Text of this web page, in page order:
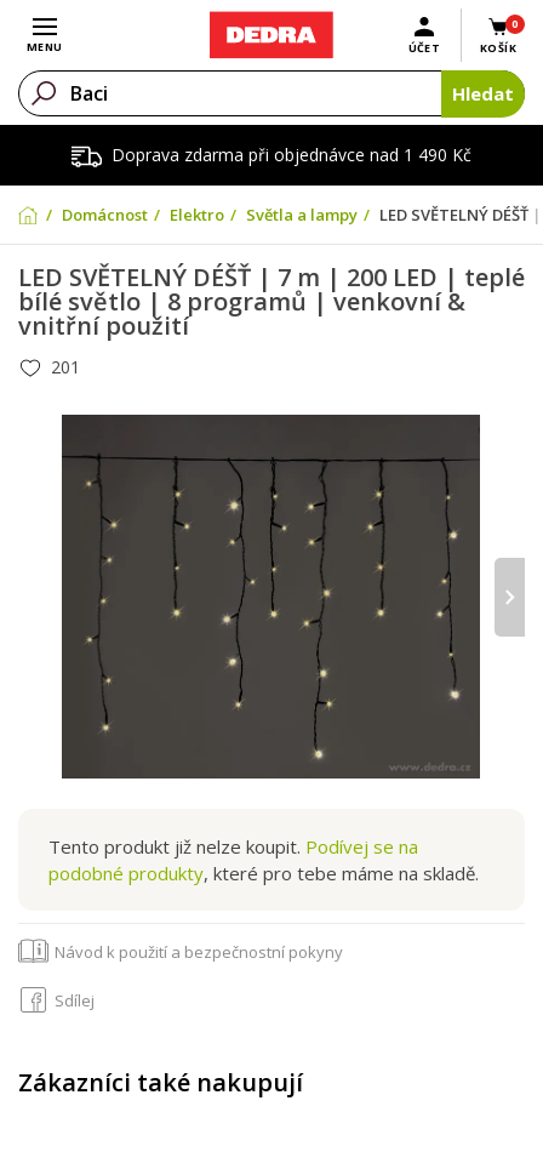
Doprava zdarma při objednávce nad 1 490 Kč
Otevřít menu
MENU
0
KOŠÍK
ÚČET
Hledat
Domácnost Elektro Světla a lampy LED SVĚTELNÝ
LED SVĚTELNÝ DÉŠŤ | 7 m | 200 LED | teplé
bílé světlo | 8 programů | venkovní &
vnitřní použití
201
›
Tento produkt již nelze koupit. Podívej se na
podobné produkty, které pro tebe máme na skladě.
Návod k použití a bezpečnostní pokyny
Sdílej
Zákazníci také nakupují